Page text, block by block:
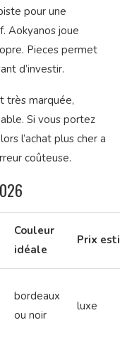
pour une
Aokyanos joue
Pieces permet
d’investir.
très marquée,
Si vous portez
l’achat plus cher a
coûteuse.
Couleur
idéale
Prix
bordeaux
ou noir
luxe